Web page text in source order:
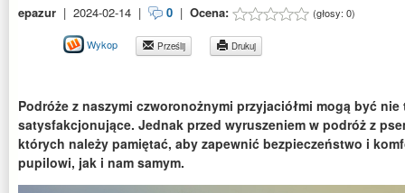
epazur | 2024-02-14 | 0 | Ocena: (głosy: 0)
Wykop Prześlij Drukuj
Podróże z naszymi czworonożnymi przyjaciółmi mogą być
satysfakcjonujące. Jednak przed wyruszeniem w podróż z
których należy pamiętać, aby zapewnić bezpieczeństwo i
pupilowi, jak i nam samym.